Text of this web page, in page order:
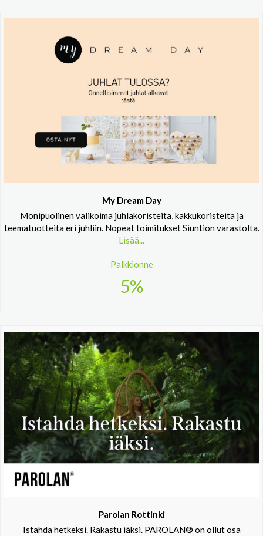
My Dream Day
Monipuolinen valikoima juhlakoristeita, kakkukoristeita ja
teematuotteita eri juhliin. Nopeat toimitukset Siuntion varastolta.
Lisää...
Palkkionne
5%
Parolan Rottinki
Istahda hetkeksi. Rakastu iäksi. PAROLAN® on ollut osa